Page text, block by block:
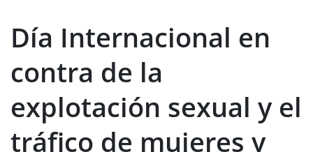
Movilidades
Humanas
Movilidades
Humanas
Día Internacional en
contra de la
explotación sexual y el
tráfico de mujeres y